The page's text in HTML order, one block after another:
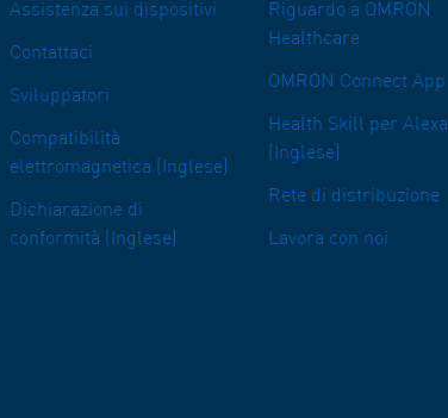
Assistenza sui dispositivi
Contattaci
Sviluppatori
Compatibilità
elettromagnetica (Inglese)
Dichiarazione di
conformità (Inglese)
Riguardo a OMRON
Healthcare
OMRON Connect App
Health Skill per Alexa
(Inglese)
Rete di distribuzione
Lavora con noi